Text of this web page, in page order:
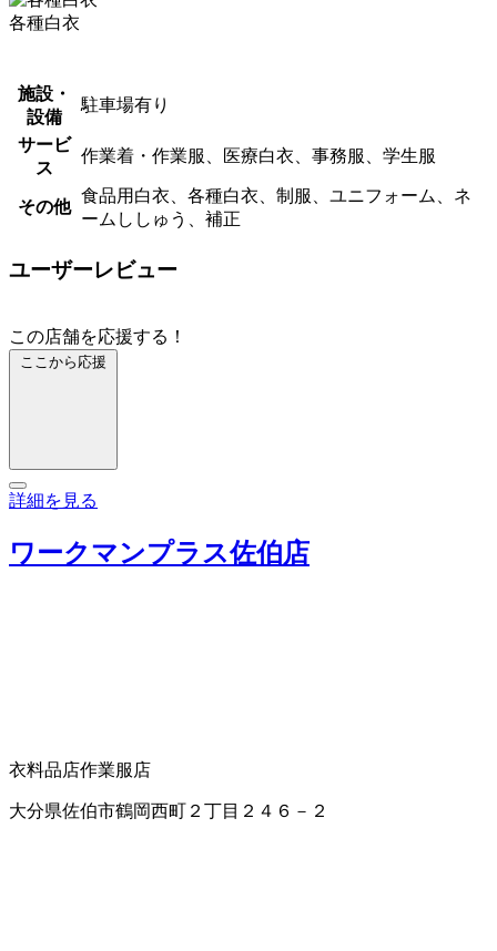
各種白衣
施設・
設備
駐車場有り
サービ
ス
作業着・作業服、医療白衣、事務服、学生服
その他
食品用白衣、各種白衣、制服、ユニフォーム、ネ
ームししゅう、補正
ユーザーレビュー
この店舗を応援する！
ここから応援
詳細を見る
ワークマンプラス佐伯店
衣料品店作業服店
大分県佐伯市鶴岡西町２丁目２４６－２